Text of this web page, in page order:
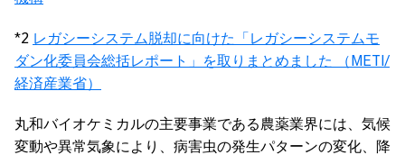
*2 レガシーシステム脱却に向けた「レガシーシステムモ
ダン化委員会総括レポート」を取りまとめました （METI/
経済産業省）
丸和バイオケミカルの主要事業である農薬業界には、気候
変動や異常気象により、病害虫の発生パターンの変化、降